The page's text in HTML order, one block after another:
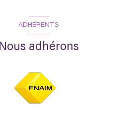
ADHÉRENTS
Nous adhérons